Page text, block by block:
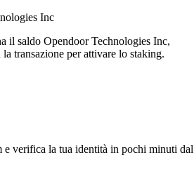
Inc
il saldo Opendoor Technologies Inc,
transazione per attivare lo staking.
e verifica la tua identità in pochi minuti dal